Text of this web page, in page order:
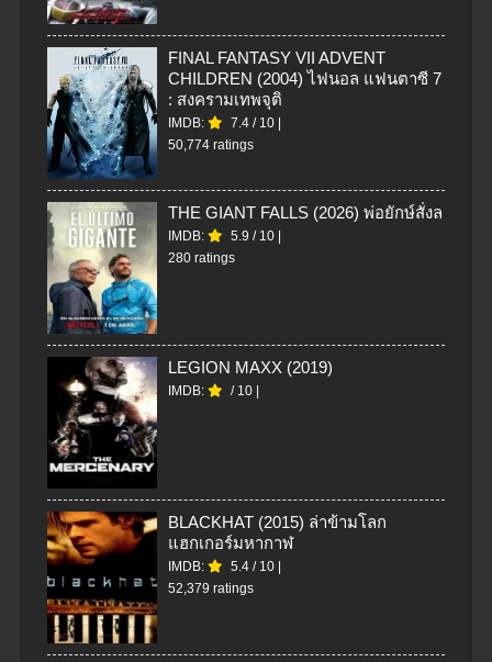
FINAL FANTASY VII ADVENT
CHILDREN (2004) ไฟนอล แฟนตาซี 7
: สงครามเทพจุติ
IMDB: 7.4 / 10
50,774 ratings
THE GIANT FALLS (2026) พ่อยักษ์สั่งล
IMDB: 5.9 / 10
280 ratings
LEGION MAXX (2019)
IMDB: / 10
BLACKHAT (2015) ล่าข้ามโลก
แฮกเกอร์มหากาฬ
IMDB: 5.4 / 10
52,379 ratings